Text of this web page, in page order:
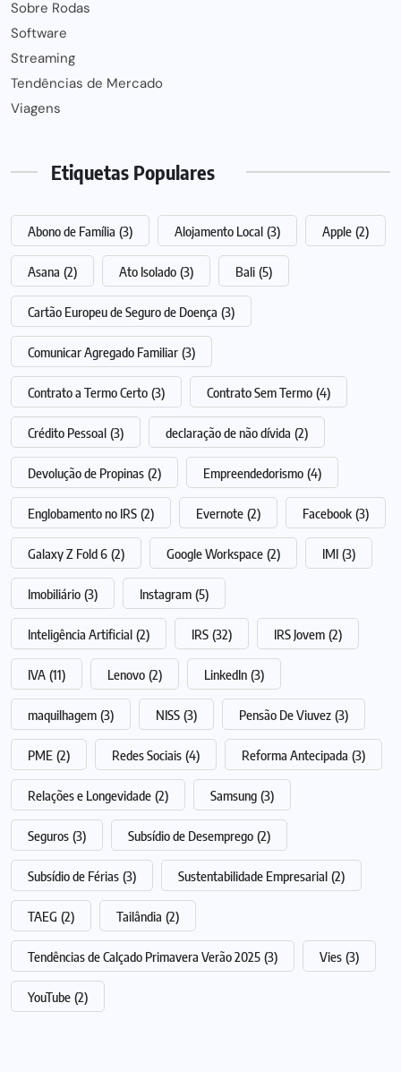
Sobre Rodas
Software
Streaming
Tendências de Mercado
Viagens
Etiquetas Populares
Abono de Família (3) Alojamento Local (3) Apple (2)
Asana (2) Ato Isolado (3) Bali (5)
Cartão Europeu de Seguro de Doença (3)
Comunicar Agregado Familiar (3)
Contrato a Termo Certo (3) Contrato Sem Termo (4)
Crédito Pessoal (3) declaração de não dívida (2)
Devolução de Propinas (2) Empreendedorismo (4)
Englobamento no IRS (2) Evernote (2) Facebook (3)
Galaxy Z Fold 6 (2) Google Workspace (2) IMI (3)
Imobiliário (3) Instagram (5)
Inteligência Artificial (2) IRS (32) IRS Jovem (2)
IVA (11) Lenovo (2) LinkedIn (3)
maquilhagem (3) NISS (3) Pensão De Viuvez (3)
PME (2) Redes Sociais (4) Reforma Antecipada (3)
Relações e Longevidade (2) Samsung (3)
Seguros (3) Subsídio de Desemprego (2)
Subsídio de Férias (3) Sustentabilidade Empresarial (2)
TAEG (2) Tailândia (2)
Tendências de Calçado Primavera Verão 2025 (3) Vies (3)
YouTube (2)